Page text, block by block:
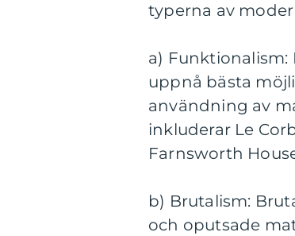
typerna av
a)
uppnå bästa
användning av
inkluderar Le
Farnsworth
b) Brutalism:
och oputsade